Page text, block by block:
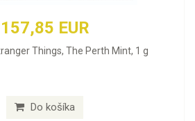
157,85 EUR
Things, The Perth Mint, 1 g
Do košíka